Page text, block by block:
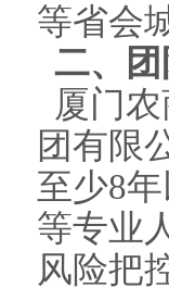
等省会
二、
厦门
团有限
至少8
等专业
风险把